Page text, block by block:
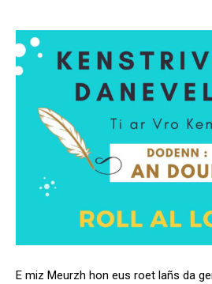
E miz Meurzh hon eus roet lañs da